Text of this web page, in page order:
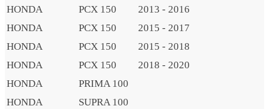
HONDA
PCX 150
2013 - 2016
HONDA
PCX 150
2015 - 2017
HONDA
PCX 150
2015 - 2018
HONDA
PCX 150
2018 - 2020
HONDA
PRIMA 100
HONDA
SUPRA 100